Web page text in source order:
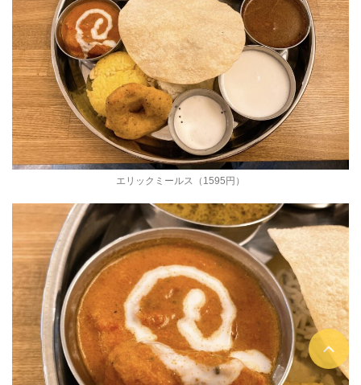
エリックミールス（1595円）